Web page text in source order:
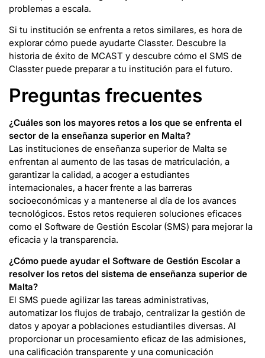
problemas a escala.
Si tu institución se enfrenta a retos similares, es hora de
explorar cómo puede ayudarte Classter. Descubre la
historia de éxito de MCAST y descubre cómo el SMS de
Classter puede preparar a tu institución para el futuro.
Preguntas frecuentes
¿Cuáles son los mayores retos a los que se enfrenta el
sector de la enseñanza superior en Malta?
Las instituciones de enseñanza superior de Malta se
enfrentan al aumento de las tasas de matriculación, a
garantizar la calidad, a acoger a estudiantes
internacionales, a hacer frente a las barreras
socioeconómicas y a mantenerse al día de los avances
tecnológicos. Estos retos requieren soluciones eficaces
como el Software de Gestión Escolar (SMS) para mejorar la
eficacia y la transparencia.
¿Cómo puede ayudar el Software de Gestión Escolar a
resolver los retos del sistema de enseñanza superior de
Malta?
El SMS puede agilizar las tareas administrativas,
automatizar los flujos de trabajo, centralizar la gestión de
datos y apoyar a poblaciones estudiantiles diversas. Al
proporcionar un procesamiento eficaz de las admisiones,
una calificación transparente y una comunicación